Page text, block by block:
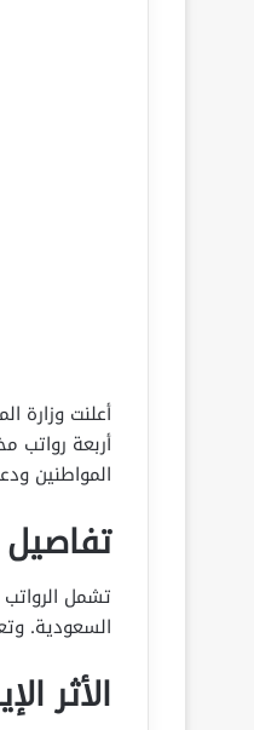
أعلنت وزارة
أربعة رواتب
المواطنين
تفاصيل
تشمل
السعودية.
الأثر